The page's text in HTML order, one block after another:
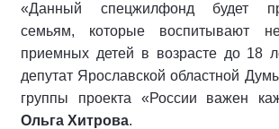
«Данный спецжилфонд будет
семьям, которые воспитывают
приемных детей в возрасте до 18
депутат Ярославской областной
группы проекта «России важен
Ольга Хитрова.